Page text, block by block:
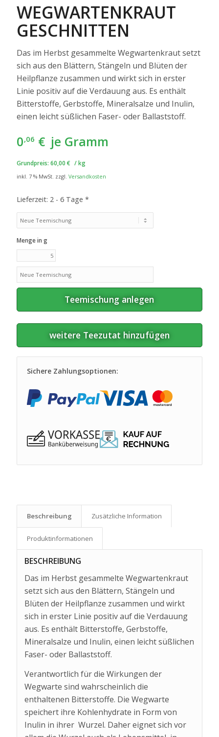
WEGWARTENKRAUT
GESCHNITTEN
Das im Herbst gesammelte Wegwartenkraut setzt
sich aus den Blättern, Stängeln und Blüten der
Heilpflanze zusammen und wirkt sich in erster
Linie positiv auf die Verdauung aus. Es enthält
Bitterstoffe, Gerbstoffe, Mineralsalze und Inulin,
einen leicht süßlichen Faser- oder Ballaststoff.
0,06 € je Gramm
Grundpreis: 60,00 € /kg
inkl. 7 % MwSt. zzgl. Versandkosten
Lieferzeit: 2 - 6 Tage *
Menge in g
Teemischung anlegen
weitere Teezutat hinzufügen
Sichere Zahlungsoptionen:
Beschreibung Zusätzliche Information
Produkt­informationen
BESCHREIBUNG
Das im Herbst gesammelte Wegwartenkraut
setzt sich aus den Blättern, Stängeln und
Blüten der Heilpflanze zusammen und wirkt
sich in erster Linie positiv auf die Verdauung
aus. Es enthält Bitterstoffe, Gerbstoffe,
Mineralsalze und Inulin, einen leicht süßlichen
Faser- oder Ballaststoff.
Verantwortlich für die Wirkungen der
Wegwarte sind wahrscheinlich die
enthaltenen Bitterstoffe. Die Wegwarte
speichert ihre Kohlenhydrate in Form von
Inulin in ihrer Wurzel. Daher eignet sich vor